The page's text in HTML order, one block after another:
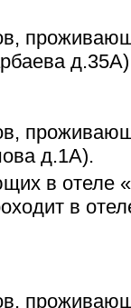
д.1А).
в отеле
в